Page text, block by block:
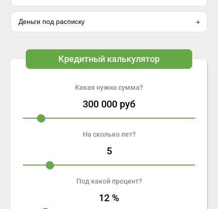
Деньги под расписку
Кредитный калькулятор
Какая нужна сумма?
300 000 руб
На сколько лет?
5
Под какой процент?
12 %